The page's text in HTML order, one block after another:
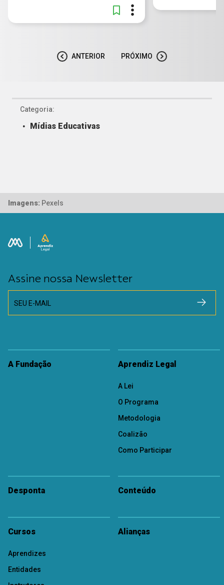
ANTERIOR PRÓXIMO
Categoria:
Mídias Educativas
Imagens: Pexels
Assine nossa Newsletter
SEU E-MAIL
A Fundação Aprendiz Legal
A Lei
O Programa
Metodologia
Coalizão
Como Participar
Desponta Conteúdo
Cursos
Aprendizes
Entidades
Alianças